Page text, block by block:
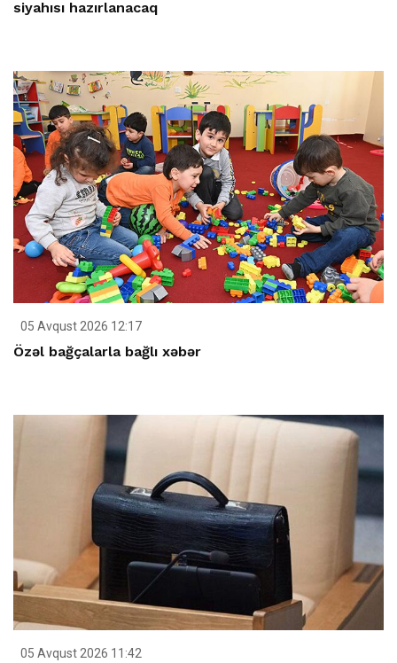
siyahısı hazırlanacaq
05 Avqust 2026 12:17
Özəl bağçalarla bağlı xəbər
05 Avqust 2026 11:42